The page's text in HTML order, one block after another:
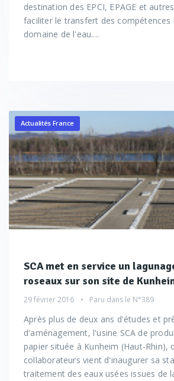
destination des EPCI, EPAGE et
faciliter le transfert des compétences
domaine de l'eau....
Actualités France
SCA met en service un
roseaux sur son site de
29 février 2016 Paru dans le N°389
Après plus de deux ans d'études et
d'aménagement, l'usine SCA de
papier située à Kunheim (Haut-Rhin),
collaborateurs vient d'inaugurer sa
traitement des eaux usées issues de